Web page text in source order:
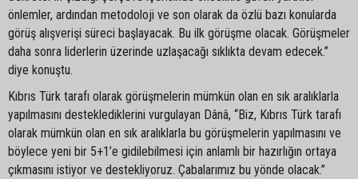
önlemler, ardından metodoloji ve son olarak da özlü bazı konularda
görüş alışverişi süreci başlayacak. Bu ilk görüşme olacak. Görüşmeler
daha sonra liderlerin üzerinde uzlaşacağı sıklıkta devam edecek.”
diye konuştu.
Kıbrıs Türk tarafı olarak görüşmelerin mümkün olan en sık aralıklarla
yapılmasını desteklediklerini vurgulayan Dânâ, “Biz, Kıbrıs Türk tarafı
olarak mümkün olan en sık aralıklarla bu görüşmelerin yapılmasını ve
böylece yeni bir 5+1’e gidilebilmesi için anlamlı bir hazırlığın ortaya
çıkmasını istiyor ve destekliyoruz. Çabalarımız bu yönde olacak.”